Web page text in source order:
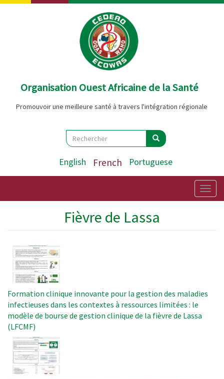
Aller
Organisation Ouest Africaine de la Santé
Promouvoir une meilleure santé à travers l'intégration régionale
Search
Rechercher Rechercher
English French Portuguese
Fièvre de Lassa
Image
Formation clinique innovante pour la gestion des maladies
infectieuses dans les contextes à ressources limitées : le
modèle de bourse de gestion clinique de la fièvre de Lassa
(LFCMF)
Image